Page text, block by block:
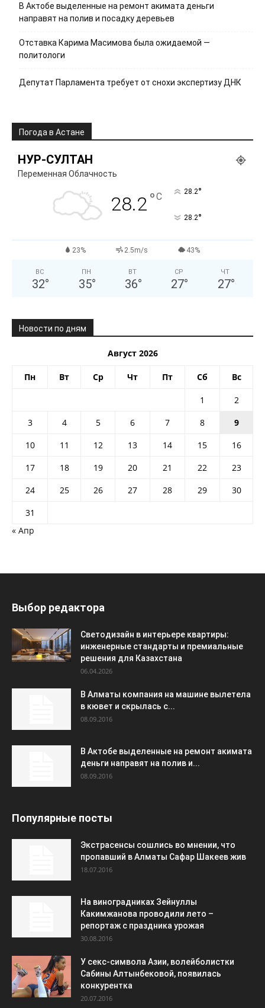
В Актобе выделенные на ремонт акимата деньги
направят на полив и посадку деревьев
Отставка Карима Масимова была ожидаемой —
политологи
Депутат Парламента требует от снохи экспертизу ДНК
Погода в Астане
НУР-СУЛТАН
Переменная Облачность
28.2°C 28.2°
28.2°
23% 2.5m/s 43%
ВС
32°
ПН
35°
ВТ
36°
СР
27°
ЧТ
27°
Новости по дням
Август 2026
Пн Вт Ср Чт Пт Сб Вс
1
2
3
4 5 6 7 8
9
10
11 12 13 14 15
16
17
18 19 20 21 22
23
24
25 26 27 28 29
30
31
« Апр
Выбор редактора
Светодизайн в интерьере квартиры:
инженерные стандарты и премиальные
решения для Казахстана
06.04.2026
В Алматы компания на машине вылетела
в кювет и скрылась с...
08.09.2016
В Актобе выделенные на ремонт акимата
деньги направят на полив и...
08.09.2016
Популярные посты
Экстрасенсы сошлись во мнении, что
пропавший в Алматы Сафар Шакеев жив
18.07.2016
На виноградниках Зейнуллы
Какимжанова проводили лето –
репортаж с праздника урожая
30.08.2016
У секс-символа Азии, волейболистки
Сабины Алтынбековой, появилась
конкурентка
20.07.2016